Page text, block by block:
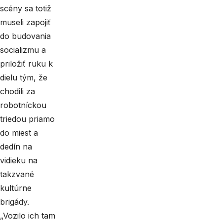
scény sa totiž
museli zapojiť
do budovania
socializmu a
priložiť ruku k
dielu tým, že
chodili za
robotníckou
triedou priamo
do miest a
dedín na
vidieku na
takzvané
kultúrne
brigády.
„Vozilo ich tam